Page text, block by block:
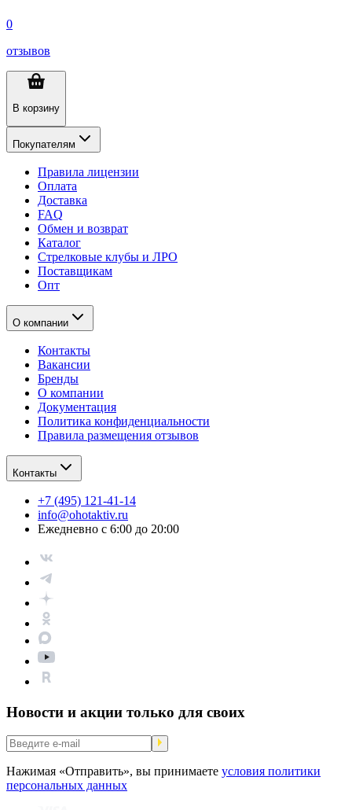
0
отзывов
В корзину
Покупателям
Правила лицензии
Оплата
Доставка
FAQ
Обмен и возврат
Каталог
Стрелковые клубы и ЛРО
Поставщикам
Опт
О компании
Контакты
Вакансии
Бренды
О компании
Документация
Политика конфиденциальности
Правила размещения отзывов
Контакты
+7 (495) 121-41-14
info@ohotaktiv.ru
Ежедневно с 6:00 до 20:00
Новости и акции только для своих
Нажимая «Отправить», вы принимаете условия политики
персональных данных